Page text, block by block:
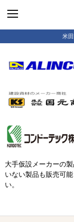
米
大手仮設メーカーの
いない製品も販売可
い。